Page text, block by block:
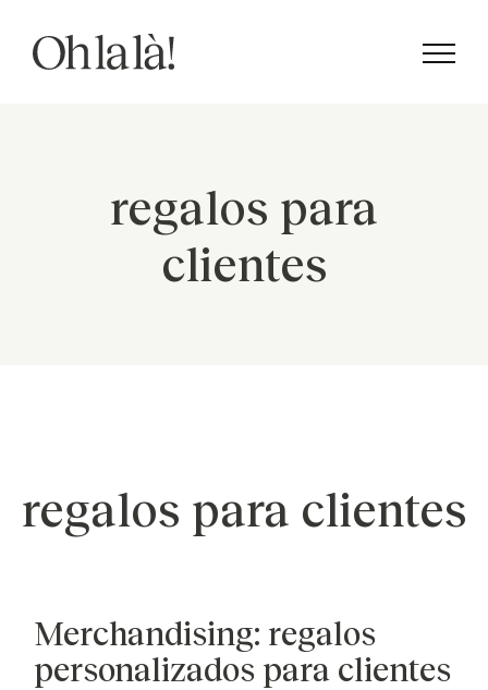
contenido
regalos para
clientes
regalos para clientes
Merchandising: regalos
personalizados para clientes